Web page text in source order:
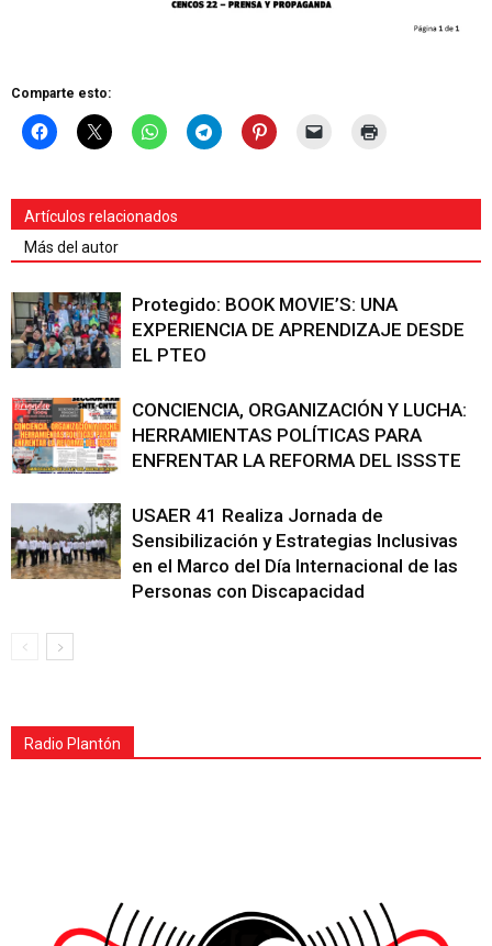
Comparte esto:
Artículos relacionados
Más del autor
Protegido: BOOK MOVIE’S: UNA
EXPERIENCIA DE APRENDIZAJE DESDE
EL PTEO
CONCIENCIA, ORGANIZACIÓN Y LUCHA:
HERRAMIENTAS POLÍTICAS PARA
ENFRENTAR LA REFORMA DEL ISSSTE
USAER 41 Realiza Jornada de
Sensibilización y Estrategias Inclusivas
en el Marco del Día Internacional de las
Personas con Discapacidad
Radio Plantón